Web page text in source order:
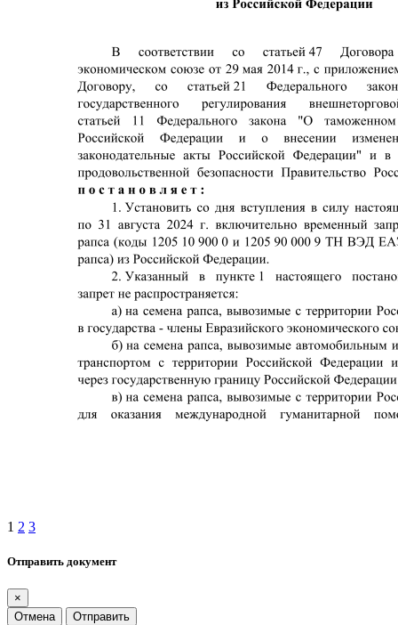
1 2 3
Отправить документ
×
Отмена
Отправить